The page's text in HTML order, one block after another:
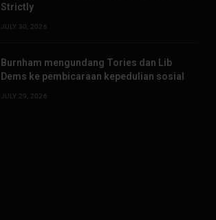
Strictly
JULY 30, 2026
Burnham mengundang Tories dan Lib
Dems ke pembicaraan kepedulian sosial
JULY 29, 2026